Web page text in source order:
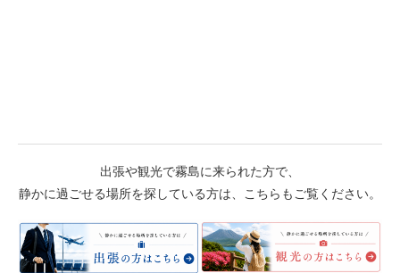
出張や観光で霧島に来られた方で、
静かに過ごせる場所を探している方は、こちらもご覧ください。